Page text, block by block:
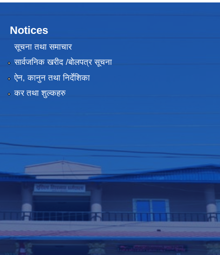
Notices
सूचना तथा समाचार
सार्वजनिक खरीद /बोलपत्र सूचना
ऐन, कानुन तथा निर्देशिका
कर तथा शुल्कहरु